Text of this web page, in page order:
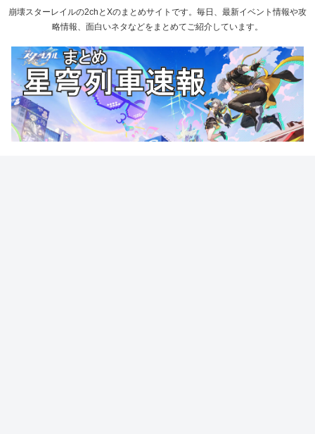
崩壊スターレイルの2chとXのまとめサイトです。毎日、最新イベント情報や攻
略情報、面白いネタなどをまとめてご紹介しています。